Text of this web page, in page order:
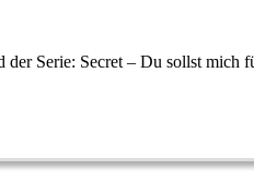
Serie: Secret – Du sollst mich